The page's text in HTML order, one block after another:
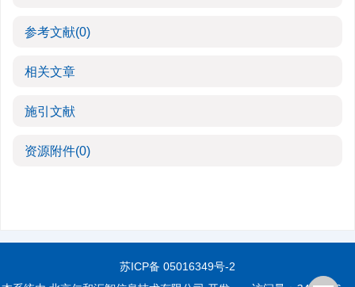
参考文献(0)
相关文章
施引文献
资源附件(0)
苏ICP备 05016349号-2